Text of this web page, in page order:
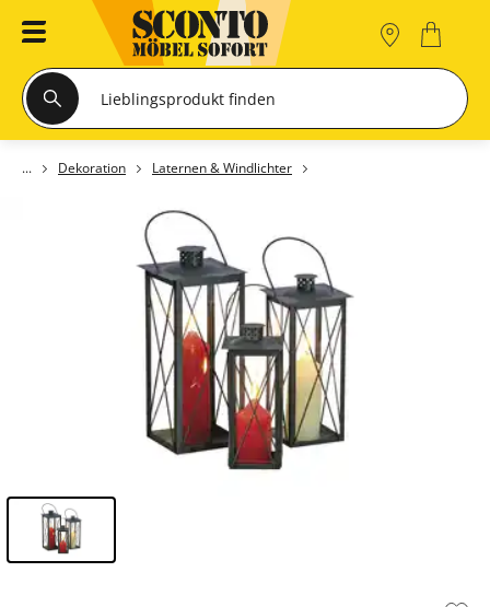
Dekoration Laternen & Windlichter